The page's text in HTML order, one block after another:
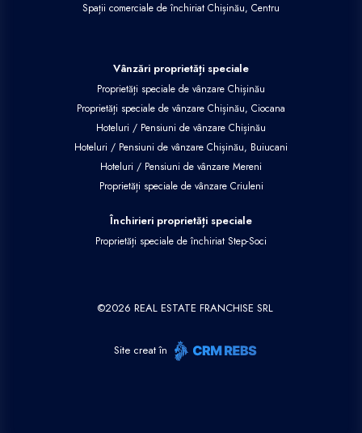
Spații comerciale de închiriat Chișinău, Centru
Vânzări proprietăți speciale
Proprietăți speciale de vânzare Chișinău
Proprietăți speciale de vânzare Chișinău, Ciocana
Hoteluri / Pensiuni de vânzare Chișinău
Hoteluri / Pensiuni de vânzare Chișinău, Buiucani
Hoteluri / Pensiuni de vânzare Mereni
Proprietăți speciale de vânzare Criuleni
Închirieri proprietăți speciale
Proprietăți speciale de închiriat Step-Soci
©2026 REAL ESTATE FRANCHISE SRL
Site creat în